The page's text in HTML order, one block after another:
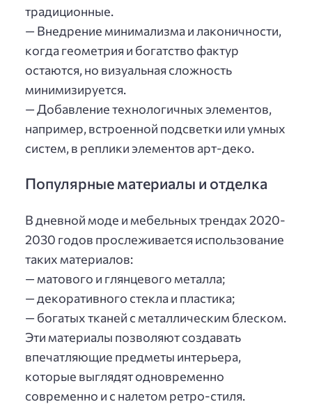
традиционные.
— Внедрение минимализма и лаконичности,
когда геометрия и богатство фактур
остаются, но визуальная сложность
минимизируется.
— Добавление технологичных элементов,
например, встроенной подсветки или умных
систем, в реплики элементов арт-деко.
Популярные материалы и отделка
В дневной моде и мебельных трендах 2020-
2030 годов прослеживается использование
таких материалов:
— матового и глянцевого металла;
— декоративного стекла и пластика;
— богатых тканей с металлическим блеском.
Эти материалы позволяют создавать
впечатляющие предметы интерьера,
которые выглядят одновременно
современно и с налетом ретро-стиля.